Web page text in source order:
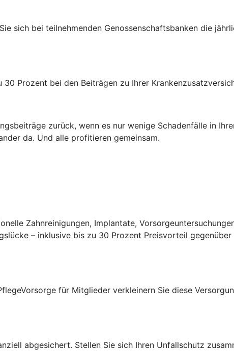
sich bei teilnehmenden Genossenschaftsbanken die
Prozent bei den Beiträgen zu Ihrer
zurück, wenn es nur wenige Schadenfälle in
da. Und alle profitieren gemeinsam.
Zahnreinigungen, Implantate,
– inklusive bis zu 30 Prozent Preis­vorteil
für Mitglieder verkleinern Sie diese
abgesichert. Stellen Sie sich Ihren Unfallschutz